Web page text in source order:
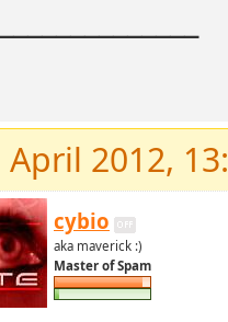
2012,
cybio
aka maverick :)
Master of Spam